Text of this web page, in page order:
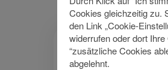
Social Media
Cookies gleichzeitig zu.
den Link „Cookie-
widerrufen oder dort
“zusätzliche Cookies
abgelehnt.